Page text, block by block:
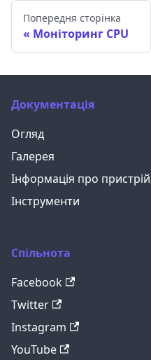
Попередня сторінка
Моніторинг CPU
Документація
Огляд
Галерея
Інформація про пристрій
Інструменти
Спільнота
Facebook
Twitter
Instagram
YouTube